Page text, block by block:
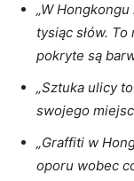
„W
tysiąc słów.⁣
pokryte ⁤są
„Sztuka ulicy
‍swojego
„Graffiti w
oporu wobec